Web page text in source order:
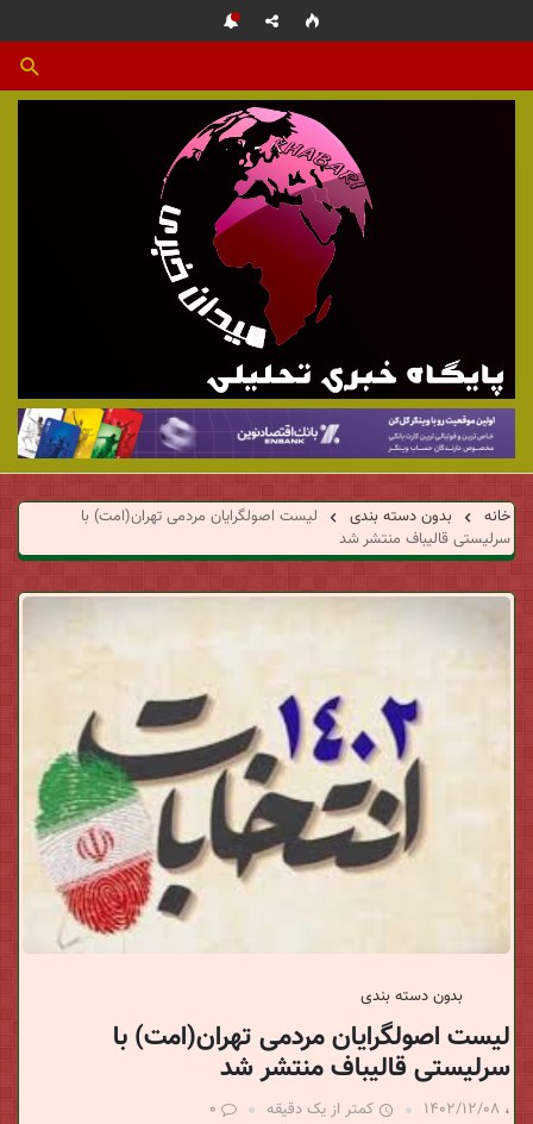
م
ی
د
ا
ن
ب
خانه بدون دسته بندی
لیست اصولگرایان مردمی تهران(امت) با
سرلیستی قالیباف منتشر شد
بدون دسته بندی
لیست اصولگرایان مردمی تهران(امت) با
سرلیستی قالیباف منتشر شد
، ۱۴۰۲/۱۲/۰۸ کمتر از یک دقیقه ۰